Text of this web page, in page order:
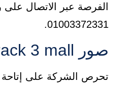
الفرصة عبر الاتصال على
01003372331.
صور track 3 mall
تحرص الشركة على